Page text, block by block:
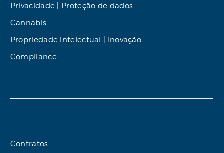
Privacidade | Proteção de dados
Cannabis
Propriedade intelectual | Inovação
Compliance
Contratos